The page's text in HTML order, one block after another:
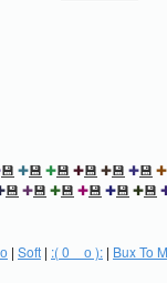
💾 ✚💾 ✚💾 ✚💾 ✚💾 ✚💾 ✚
💾 ✚💾 ✚💾 ✚💾 ✚💾 ✚💾
| Soft | :( 0 _ о ): | Bux To